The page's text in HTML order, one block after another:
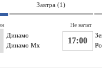
Завтра (1)
Динамо
Динамо Мх 17:00
Не начат